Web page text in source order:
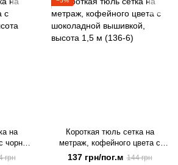
на
чорной
(136-5)
грн
Короткая тюль сетка на
метраж, кофейного цвета с
шоколадной вышивкой, высота
137 грн/пог.м 144 грн